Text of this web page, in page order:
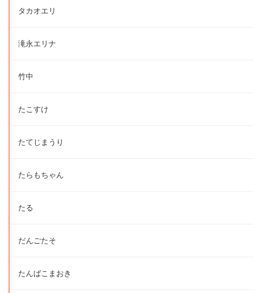
タカオエリ
滝永エリナ
竹中
たこすけ
たてじまうり
たらもちゃん
たる
だんごたそ
たんばこまおき